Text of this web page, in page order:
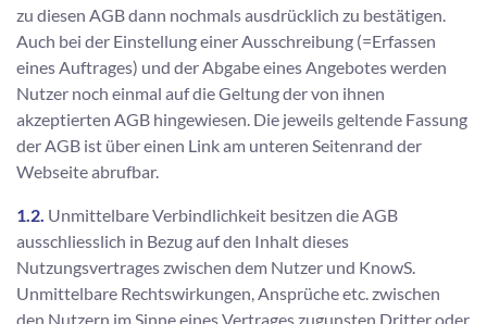
zu diesen AGB dann nochmals ausdrücklich zu bestätigen.
Auch bei der Einstellung einer Ausschreibung (=Erfassen
eines Auftrages) und der Abgabe eines Angebotes werden
Nutzer noch einmal auf die Geltung der von ihnen
akzeptierten AGB hingewiesen. Die jeweils geltende Fassung
der AGB ist über einen Link am unteren Seitenrand der
Webseite abrufbar.
1.2. Unmittelbare Verbindlichkeit besitzen die AGB
ausschliesslich in Bezug auf den Inhalt dieses
Nutzungsvertrages zwischen dem Nutzer und KnowS.
Unmittelbare Rechtswirkungen, Ansprüche etc. zwischen
den Nutzern im Sinne eines Vertrages zugunsten Dritter oder